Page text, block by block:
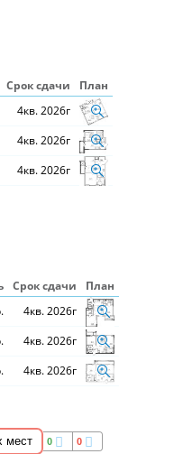
Срок сдачи
План
4кв. 2026г
4кв. 2026г
4кв. 2026г
Срок сдачи
План
4кв. 2026г
4кв. 2026г
4кв. 2026г
мест 0 0